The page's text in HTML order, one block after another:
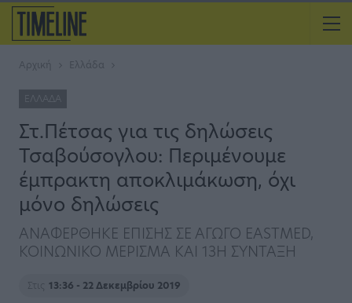
Αρχική Ελλάδα
ΕΛΛΆΔΑ
Στ.Πέτσας για τις δηλώσεις
Τσαβούσογλου: Περιμένουμε
έμπρακτη αποκλιμάκωση, όχι
μόνο δηλώσεις
ΑΝΑΦΕΡΘΗΚΕ ΕΠΙΣΗΣ ΣΕ ΑΓΩΓΟ EASTMED,
ΚΟΙΝΩΝΙΚΟ ΜΕΡΙΣΜΑ ΚΑΙ 13Η ΣΥΝΤΑΞΗ
Στις 13:36 - 22 Δεκεμβρίου 2019